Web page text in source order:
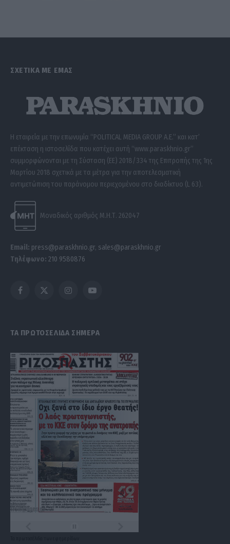
ΣΧΕΤΙΚΑ ΜΕ ΕΜΑΣ
Η εταιρεία με την επωνυμία “POLITICAL MEDIA GROUP A.E.” και κατ’
επέκταση η ιστοσελίδα που κατέχει αυτή “www.paraskhnio.gr”
συμμορφώνονται με τη Σύσταση (ΕΕ) 2018/334 της Επιτροπής της 1ης
Μαρτίου 2018 σχετικά με τα μέτρα για την αποτελεσματική
αντιμετώπιση του παράνομου περιεχομένου στο διαδίκτυο (L 63).
Μοναδικός αριθμός Μ.Η.Τ. 262047
Email: press@paraskhnio.gr, sales@paraskhnio.gr
Τηλέφωνο: 210 9580876
Facebook
X
InstagramYouTube
ΤΑ ΠΡΩΤΟΣΕΛΙΔΑ ΣΗΜΕΡΑ